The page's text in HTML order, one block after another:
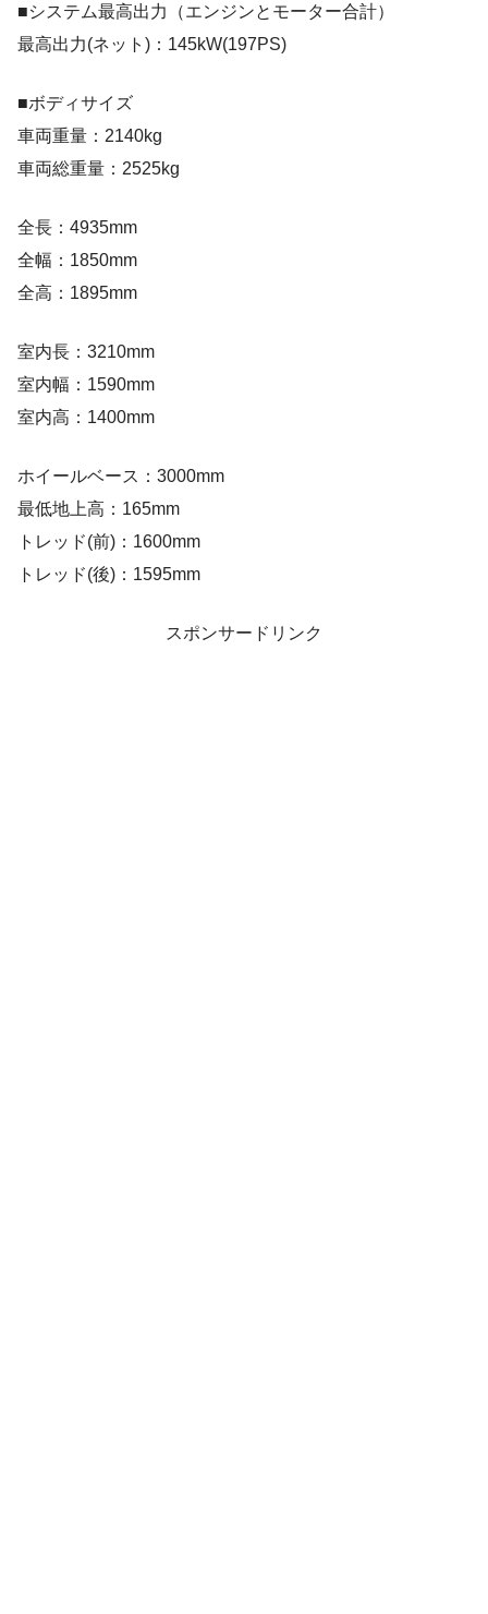
■システム最高出力（エンジンとモーター合計）
最高出力(ネット)：145kW(197PS)
■ボディサイズ
車両重量：2140kg
車両総重量：2525kg
全長：4935mm
全幅：1850mm
全高：1895mm
室内長：3210mm
室内幅：1590mm
室内高：1400mm
ホイールベース：3000mm
最低地上高：165mm
トレッド(前)：1600mm
トレッド(後)：1595mm
スポンサードリンク